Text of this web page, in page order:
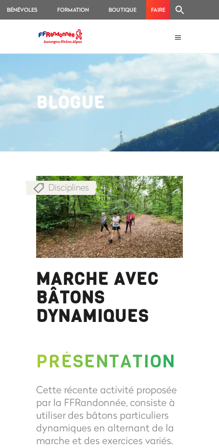
BÉNÉVOLES FORMATION BOUTIQUE FAIRE
BLOGUE
Disciplines
MARCHE AVEC
BÂTONS
DYNAMIQUES
PRÉSENTATION
Cette récente activité proposée
par la FFRandonnée, consiste à
utiliser des bâtons particuliers
dynamiques en alternant de la
marche et des exercices variés.